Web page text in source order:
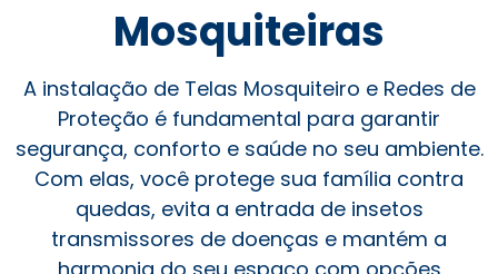
Mosquiteiras
A instalação de Telas Mosquiteiro e Redes de
Proteção é fundamental para garantir
segurança, conforto e saúde no seu ambiente.
Com elas, você protege sua família contra
quedas, evita a entrada de insetos
transmissores de doenças e mantém a